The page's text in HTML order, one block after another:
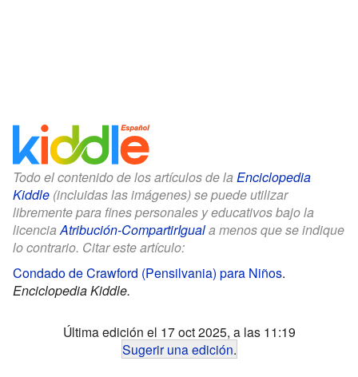
Todo el contenido de los artículos de la Enciclopedia
Kiddle (incluidas las imágenes) se puede utilizar
libremente para fines personales y educativos bajo la
licenciaAtribución-CompartirIguala menos que se indique
lo contrario. Citar este artículo:
Condado de Crawford (Pensilvania) para Niños.
Enciclopedia Kiddle.
Última edición el 17 oct 2025, a las 11:19
Sugerir una edición.